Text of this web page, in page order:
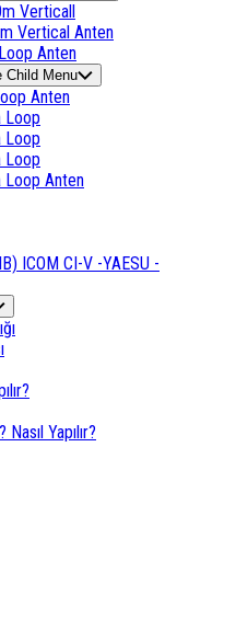
Verticall
Vertical Anten
Anten
Child Menu
Anten
Loop
Loop
Loop
Loop Anten
ICOM CI-V -YAESU -
Yapılır?